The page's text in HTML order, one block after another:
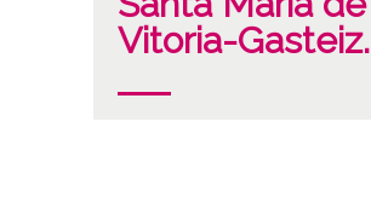
Vitoria-Gasteiz.